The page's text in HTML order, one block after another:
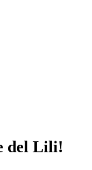
del Lili!